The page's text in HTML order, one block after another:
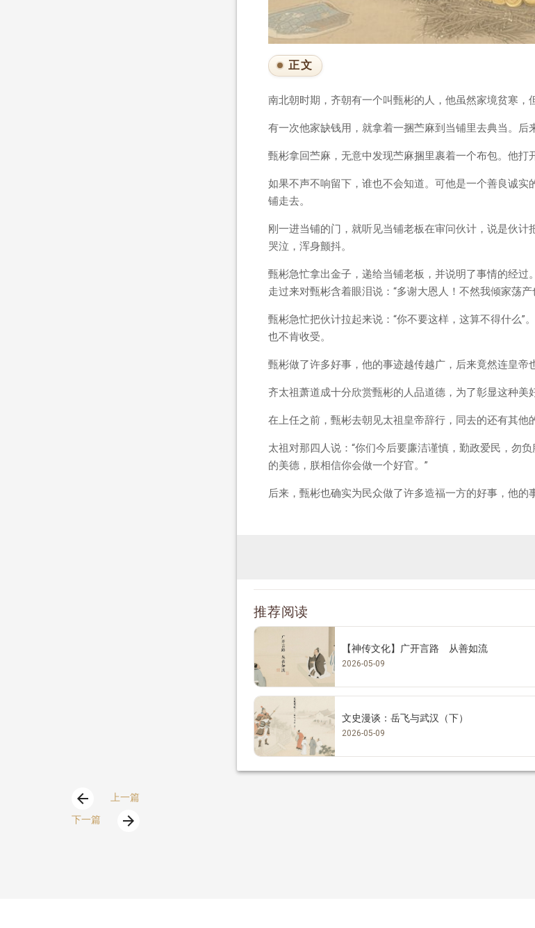
正文
南北朝时期，齐朝有一个叫甄彬的人，他虽然家境贫寒，
有一次他家缺钱用，就拿着一捆苎麻到当铺里去典当。后
甄彬拿回苎麻，无意中发现苎麻捆里裹着一个布包。他打
如果不声不响留下，谁也不会知道。可他是一个善良诚
铺走去。
刚一进当铺的门，就听见当铺老板在审问伙计，说是伙
哭泣，浑身颤抖。
甄彬急忙拿出金子，递给当铺老板，并说明了事情的经
走过来对甄彬含着眼泪说：“多谢大恩人！不然我倾家荡产
甄彬急忙把伙计拉起来说：“你不要这样，这算不得什么
也不肯收受。
甄彬做了许多好事，他的事迹越传越广，后来竟然连皇帝
齐太祖萧道成十分欣赏甄彬的人品道德，为了彰显这种美
在上任之前，甄彬去朝见太祖皇帝辞行，同去的还有其他
太祖对那四人说：“你们今后要廉洁谨慎，勤政爱民，勿
的美德，朕相信你会做一个好官。”
后来，甄彬也确实为民众做了许多造福一方的好事，他的
推荐阅读
【神传文化】广开言路 从善如流
2026-05-09
文史漫谈：岳飞与武汉（下）
2026-05-09
arrow_back
上一篇
下一篇
arrow_forward